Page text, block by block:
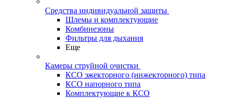
Средства индивидуальной защиты
Шлемы и комплектующие
Комбинезоны
Фильтры для дыхания
Еще
Камеры струйной очистки
КСО эжекторного (инжекторного) типа
КСО напорного типа
Комплектующие к КСО